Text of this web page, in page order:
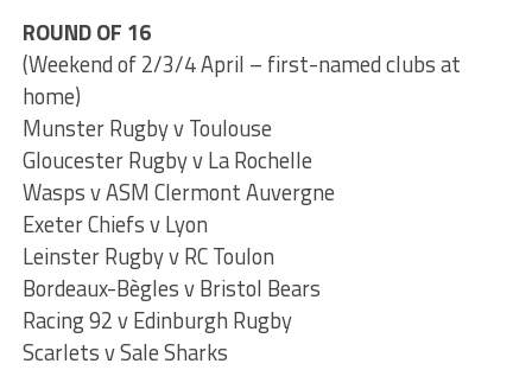
ROUND OF 16
(Weekend of 2/3/4 April – first-named clubs at
home)
Munster Rugby v Toulouse
Gloucester Rugby v La Rochelle
Wasps v ASM Clermont Auvergne
Exeter Chiefs v Lyon
Leinster Rugby v RC Toulon
Bordeaux-Bègles v Bristol Bears
Racing 92 v Edinburgh Rugby
Scarlets v Sale Sharks